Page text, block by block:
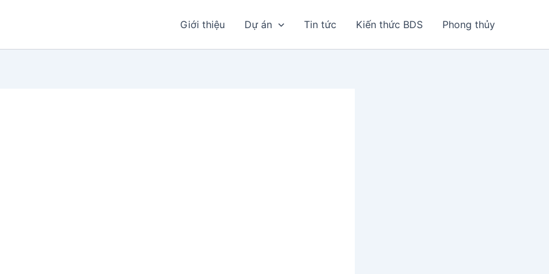
Giới thiệu Dự án Tin tức Kiến thức BDS Phong thủy